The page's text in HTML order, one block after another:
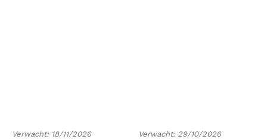
Verwacht: 18/11/2026 Verwacht: 29/10/2026